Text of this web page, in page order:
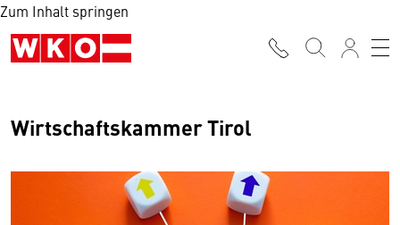
Zum Inhalt springen
Wirtschaftskammer Tirol